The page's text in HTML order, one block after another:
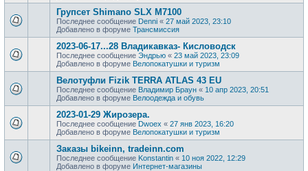
Групсет Shimano SLX M7100
Последнее сообщение Denni « 27 май 2023, 23:10
Добавлено в форуме Трансмиссия
2023-06-17...28 Владикавказ- Кисловодск
Последнее сообщение Эндрью « 23 май 2023, 23:09
Добавлено в форуме Велопокатушки и туризм
Велотуфли Fizik TERRA ATLAS 43 EU
Последнее сообщение Владимир Браун « 10 апр 2023, 20:51
Добавлено в форуме Велоодежда и обувь
2023-01-29 Жирозера.
Последнее сообщение Dwoex « 27 янв 2023, 16:20
Добавлено в форуме Велопокатушки и туризм
Заказы bikeinn, tradeinn.com
Последнее сообщение Konstantin « 10 ноя 2022, 12:29
Добавлено в форуме Интернет-магазины